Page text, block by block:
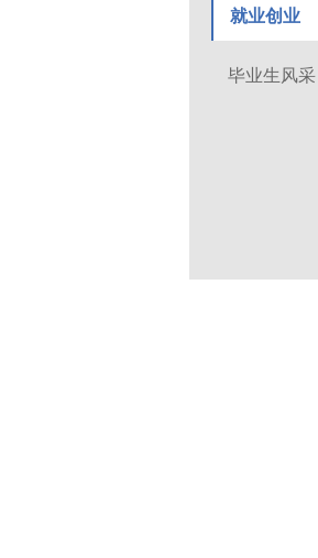
就业创业
毕业生风采